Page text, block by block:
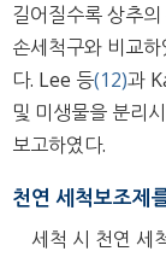
길어질수록 상추
손세척구와 비교
다. Lee 등(12)과
및 미생물을 분리
보고하였다.
천연 세척보조제
세척 시 천연 세